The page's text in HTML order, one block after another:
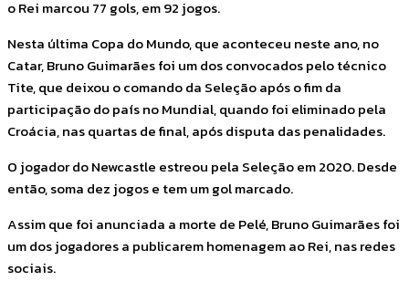
o Rei marcou 77 gols, em 92 jogos.
Nesta última Copa do Mundo, que aconteceu neste ano, no
Catar, Bruno Guimarães foi um dos convocados pelo técnico
Tite, que deixou o comando da Seleção após o fim da
participação do país no Mundial, quando foi eliminado pela
Croácia, nas quartas de final, após disputa das penalidades.
O jogador do Newcastle estreou pela Seleção em 2020. Desde
então, soma dez jogos e tem um gol marcado.
Assim que foi anunciada a morte de Pelé, Bruno Guimarães foi
um dos jogadores a publicarem homenagem ao Rei, nas redes
sociais.